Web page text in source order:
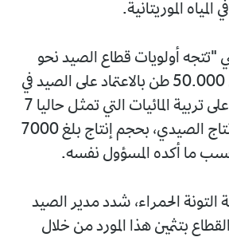
الموريتانية.
"تتجه أولويات قطاع الصيد نحو
رفع الإنتاج بأكثر من 50.000 طن بالاعتماد على الصيد في
أعالي البحار، وكذلك على تربية المائيات التي تمثل حاليا 7
بالمائة من إجمالي الإنتاج الصيدي، بحجم إنتاج بلغ 7000
التونة الحمراء، شدد مدير الصيد
بتثمين هذا المورد من خلال